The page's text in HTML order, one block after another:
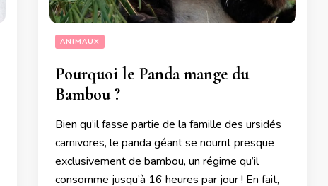
ANIMAUX
Pourquoi le Panda mange du
Bambou ?
Bien qu’il fasse partie de la famille des ursidés
carnivores, le panda géant se nourrit presque
exclusivement de bambou, un régime qu’il
consomme jusqu’à 16 heures par jour ! En fait,